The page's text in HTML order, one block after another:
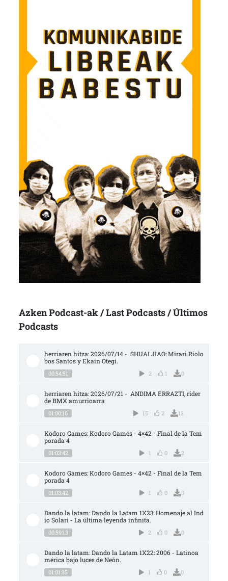
Azken Podcast-ak / Last Podcasts / Últimos
Podcasts
herriaren hitza: 2026/07/14 -  SHUAI JIAO: Mirari Riolo
bos Santos y Ekain Otegi.
00:54:51 2 1 0
herriaren hitza: 2026/07/21 -  ANDIMA ERRAZTI, rider
de BMX amurrioarra
01:00:16 15 2 13
Kodoro Games: Kodoro Games - 4×42 - Final de la Tem
porada 4
01:03:42 1 0 2
Kodoro Games: Kodoro Games - 4×42 - Final de la Tem
porada 4
01:03:42 1 0 0
Dando la latam: Dando la Latam 1X23: Homenaje al Ind
io Solari - La última leyenda infinita.
00:59:13 2 0 0
Dando la latam: Dando la Latam 1X22: 2006 - Latinoa
mérica bajo luces de Neón.
01:01:35 1 0 0